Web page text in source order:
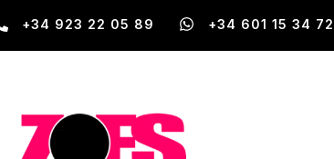
+34 923 22 05 89 +34 601 15 34 72